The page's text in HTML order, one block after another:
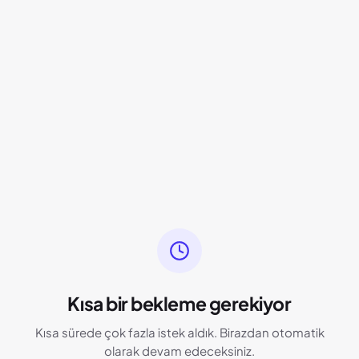
Kısa bir bekleme gerekiyor
Kısa sürede çok fazla istek aldık. Birazdan otomatik
olarak devam edeceksiniz.